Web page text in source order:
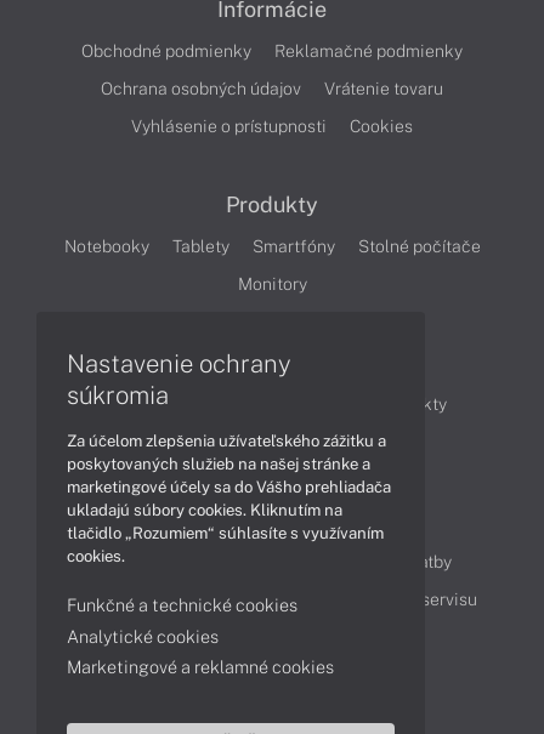
Informácie
Obchodné podmienky
Reklamačné podmienky
Ochrana osobných údajov
Vrátenie tovaru
Vyhlásenie o prístupnosti
Cookies
Produkty
Notebooky Tablety Smartfóny
Stolné počítače
Monitory
Články
Obchodné informácie
Produkty
Technológie
Videá
Obsah
Ako nakupovať
Možnosti doručenia a platby
Podpora a servis
Servisné služby Cenník servisu
Kontakty
043 4224 771 Obchodné oddelenie
Nastavenie ochrany
súkromia
Za účelom zlepšenia užívateľského zážitku a
poskytovaných služieb na našej stránke a
marketingové účely sa do Vášho prehliadača
ukladajú súbory cookies. Kliknutím na
tlačidlo „Rozumiem“ súhlasíte s využívaním
cookies.
Funkčné a technické cookies
Analytické cookies
Marketingové a reklamné cookies